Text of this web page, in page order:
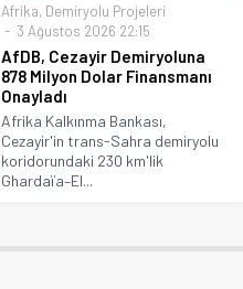
Afrika, Demiryolu Projeleri
3 Ağustos 2026 22:15
AfDB, Cezayir Demiryoluna
878 Milyon Dolar Finansmanı
Onayladı
Afrika Kalkınma Bankası,
Cezayir'in trans-Sahra demiryolu
koridorundaki 230 km'lik
Ghardaïa–El...